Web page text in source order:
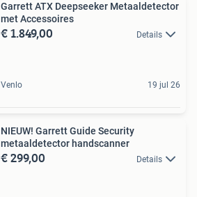
Garrett ATX Deepseeker Metaaldetector
met Accessoires
€ 1.849,00 Details
Venlo 19 jul 26
NIEUW! Garrett Guide Security
metaaldetector handscanner
€ 299,00 Details